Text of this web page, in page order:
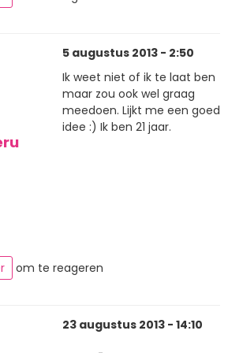
5 augustus 2013 - 2:50
Ik weet niet of ik te laat ben
maar zou ook wel graag
meedoen. Lijkt me een goed
idee :) Ik ben 21 jaar.
om te reageren
23 augustus 2013 - 14:10